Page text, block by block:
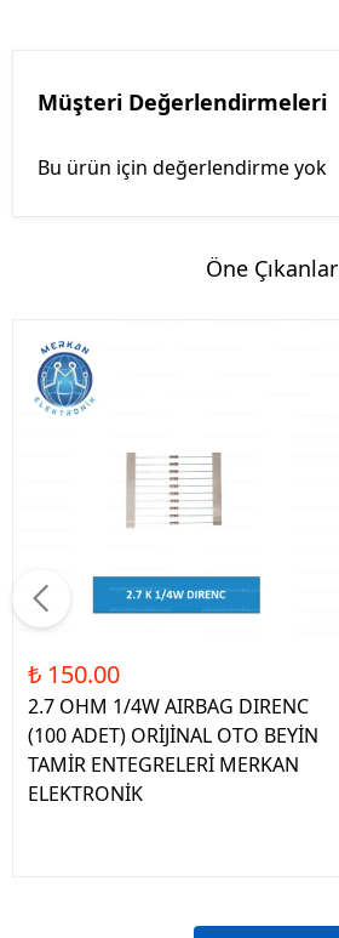
Müşteri Değerlendirmeleri
Bu ürün için değerlendirme yok
Öne Çıkanlar
₺ 150.00
2.7 OHM 1/4W AIRBAG DIRENC
(100 ADET) ORİJİNAL OTO BEYİN
TAMİR ENTEGRELERİ MERKAN
ELEKTRONİK